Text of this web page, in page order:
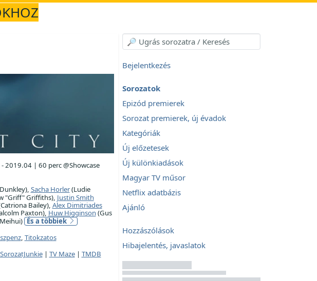
2019.04 | 60 perc @Showcase
Sacha Horler(Ludie
"Griff" Griffiths), Justin Smith
Bailey), Alex Dimitriades
Paxton), Huw Higginson (Gus
És a többiek
, Titokzatos
SorozatJunkie| TV Maze| TMDB
Bejelentkezés
Sorozatok
Epizód premierek
Sorozat premierek, új évadok
Kategóriák
Új előzetesek
Új különkiadások
Magyar TV műsor
Netflix adatbázis
Ajánló
Hozzászólások
Hibajelentés, javaslatok